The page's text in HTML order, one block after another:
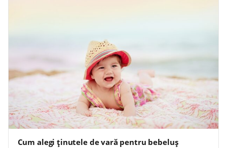
Cum alegi ținutele de vară pentru bebeluș